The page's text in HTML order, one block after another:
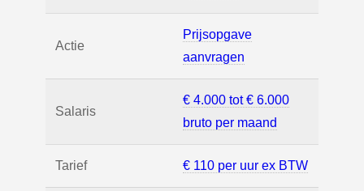
Actie
Prijsopgave
aanvragen
Salaris
€ 4.000 tot € 6.000
bruto per maand
Tarief € 110 per uur ex BTW